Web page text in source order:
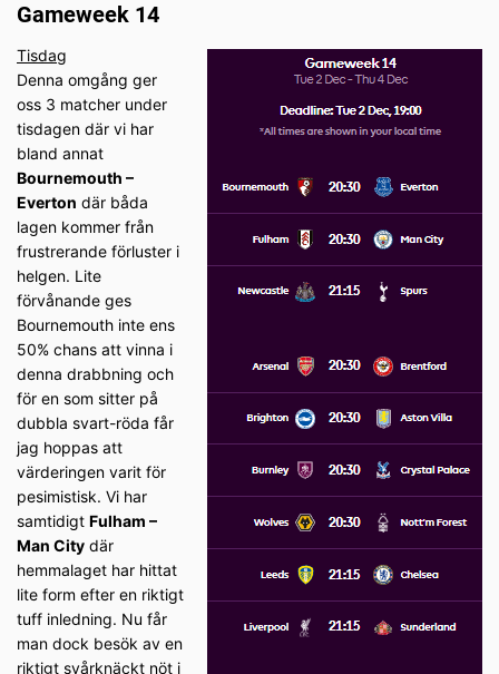
Gameweek 14
Tisdag
Denna omgång ger
oss 3 matcher under
tisdagen där vi har
bland annat
Bournemouth –
Everton där båda
lagen kommer från
frustrerande förluster i
helgen. Lite
förvånande ges
Bournemouth inte ens
50% chans att vinna i
denna drabbning och
för en som sitter på
dubbla svart-röda får
jag hoppas att
värderingen varit för
pesimistisk. Vi har
samtidigt Fulham –
Man City där
hemmalaget har hittat
lite form efter en riktigt
tuff inledning. Nu får
man dock besök av en
riktigt svårknäckt nöt i